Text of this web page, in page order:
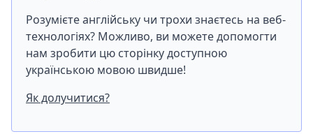
Розумієте англійську чи трохи знаєтесь на веб-
технологіях? Можливо, ви можете допомогти
нам зробити цю сторінку доступною
українською мовою швидше!
Як долучитися?